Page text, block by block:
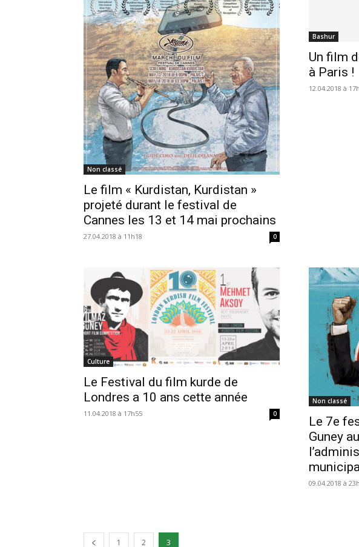
Non classé
Le film « Kurdistan, Kurdistan »
projeté durant le festival de
Cannes les 13 et 14 mai prochains
27.04.2018 à 11h18 0
Bashur
Un film
à Paris !
12.04.2018 à
Culture
Le Festival du film kurde de
Londres a 10 ans cette année
11.04.2018 à 17h55 0
Non classé
Le 7e
Guney
09.04.2018 à
1 2 3